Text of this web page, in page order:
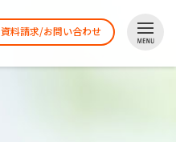
資料請求/お問い合わせ